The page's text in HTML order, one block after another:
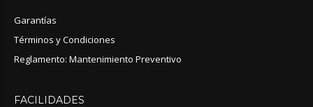
Garantías
Términos y Condiciones
Reglamento: Mantenimiento Preventivo
FACILIDADES